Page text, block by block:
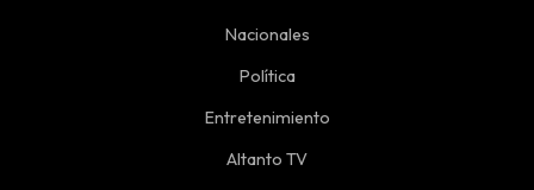
Nacionales
Política
Entretenimiento
Altanto TV